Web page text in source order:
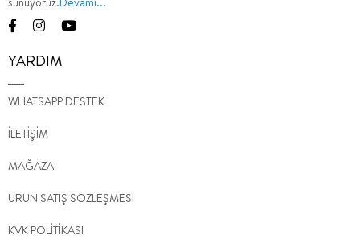
YARDIM
WHATSAPP DESTEK
İLETİŞİM
MAĞAZA
ÜRÜN SATIŞ SÖZLEŞMESİ
KVK POLİTİKASI